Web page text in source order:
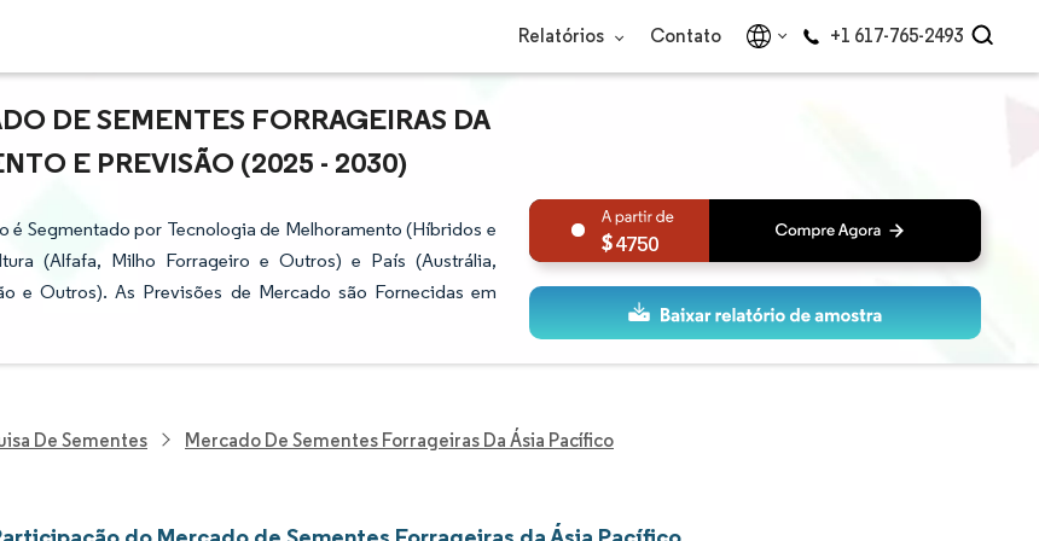
Relatórios Contato +1 617-765-2493
DE SEMENTES FORRAGEIRAS DA
E PREVISÃO (2025 - 2030)
Segmentado por Tecnologia de Melhoramento (Híbridos e
(Alfafa, Milho Forrageiro e Outros) e País (Austrália,
e Outros). As Previsões de Mercado são Fornecidas em
4750
De Sementes Mercado De Sementes Forrageiras Da Ásia Pacífico